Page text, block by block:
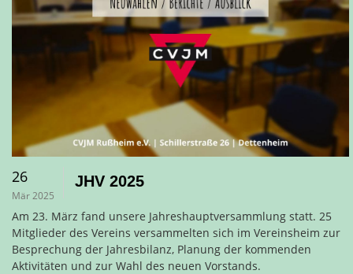
26
Mär 2025
JHV 2025
Am 23. März fand unsere Jahreshauptversammlung statt. 25
Mitglieder des Vereins versammelten sich im Vereinsheim zur
Besprechung der Jahresbilanz, Planung der kommenden
Aktivitäten und zur Wahl des neuen Vorstands.